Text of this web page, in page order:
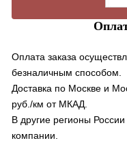
Оплата заказа
безналичным способом.
Доставка по Москве и
руб./км от МКАД.
В другие регионы
компании.